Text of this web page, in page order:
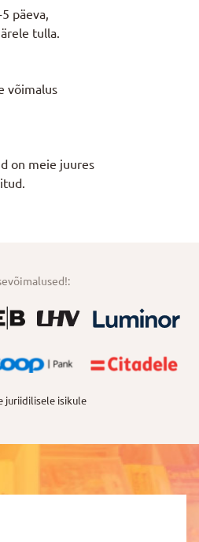
päeva,
tulla.
võimalus
on meie juures
juriidilisele isikule